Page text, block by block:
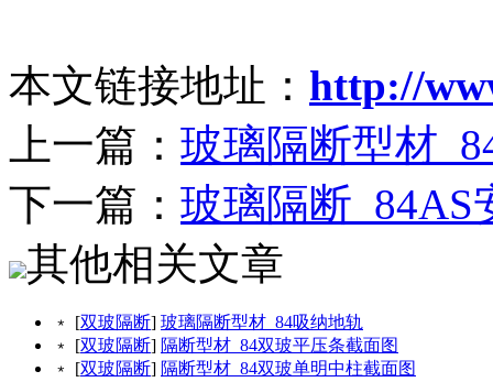
本文链接地址： http://
上一篇： 玻璃隔断型材
下一篇： 玻璃隔断_84AS
其他相关文章
﹡ [双玻隔断] 玻璃隔断型材_84吸纳地轨
﹡ [双玻隔断] 隔断型材_84双玻平压条截面图
﹡ [双玻隔断] 隔断型材_84双玻单明中柱截面图